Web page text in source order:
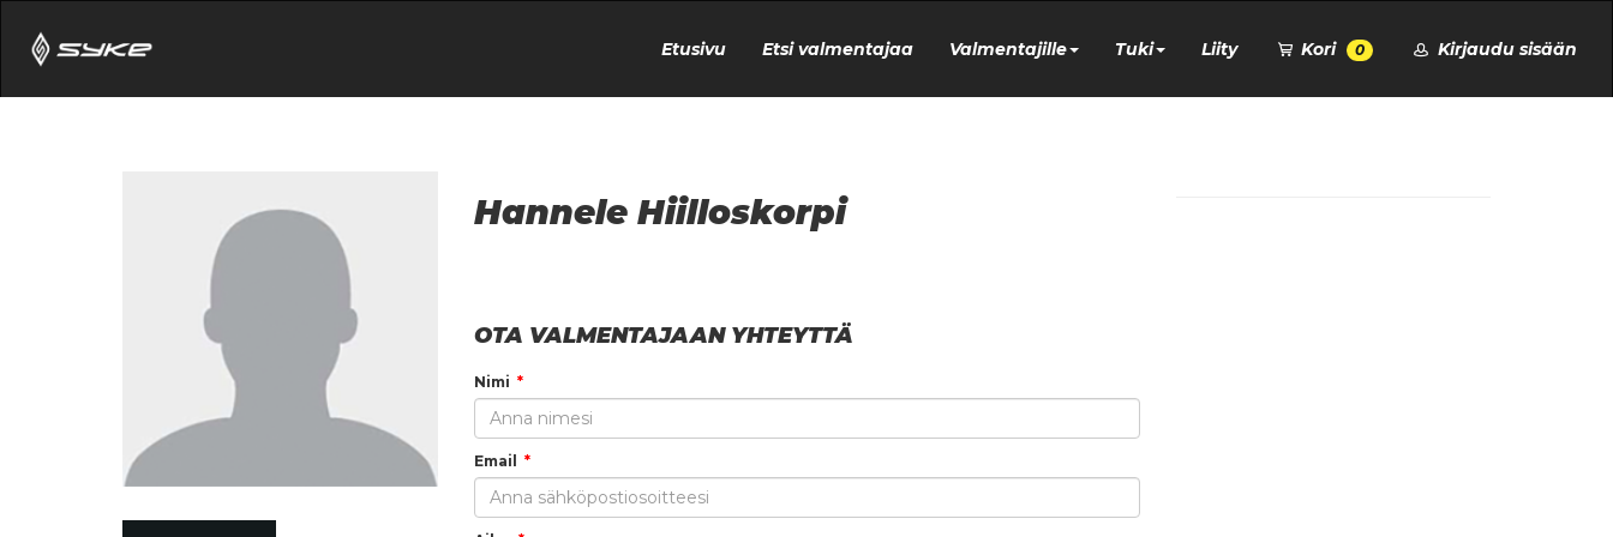
Etusivu Etsi valmentajaa Valmentajille Tuki Liity Kori 0 Kirjaudu sisään
Hannele Hiilloskorpi
OTA VALMENTAJAAN YHTEYTTÄ
Nimi
Email